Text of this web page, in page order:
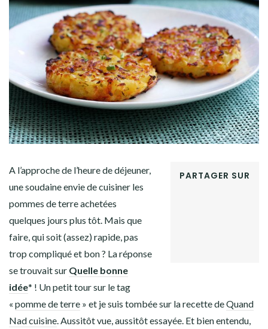
PARTAGER SUR
A l’approche de l’heure de déjeuner,
une soudaine envie de cuisiner les
pommes de terre achetées
quelques jours plus tôt. Mais que
faire, qui soit (assez) rapide, pas
trop compliqué et bon ? La réponse
se trouvait sur Quelle bonne
idée* ! Un petit tour sur le tag
« pomme de terre » et je suis tombée sur la recette deQuand
Nad cuisine . Aussitôt vue, aussitôt essayée. Et bien entendu,
Facebook
TwitterInstagram
Pinterest